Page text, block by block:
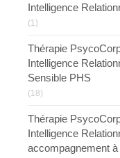
Intelligence
(1)
Thérapie
Intelligence
Sensible PHS
(18)
Thérapie
Intelligence
accompagnement